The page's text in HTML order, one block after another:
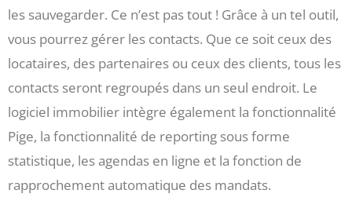
les sauvegarder. Ce n’est pas tout ! Grâce à un tel outil,
vous pourrez gérer les contacts. Que ce soit ceux des
locataires, des partenaires ou ceux des clients, tous les
contacts seront regroupés dans un seul endroit. Le
logiciel immobilier intègre également la fonctionnalité
Pige, la fonctionnalité de reporting sous forme
statistique, les agendas en ligne et la fonction de
rapprochement automatique des mandats.